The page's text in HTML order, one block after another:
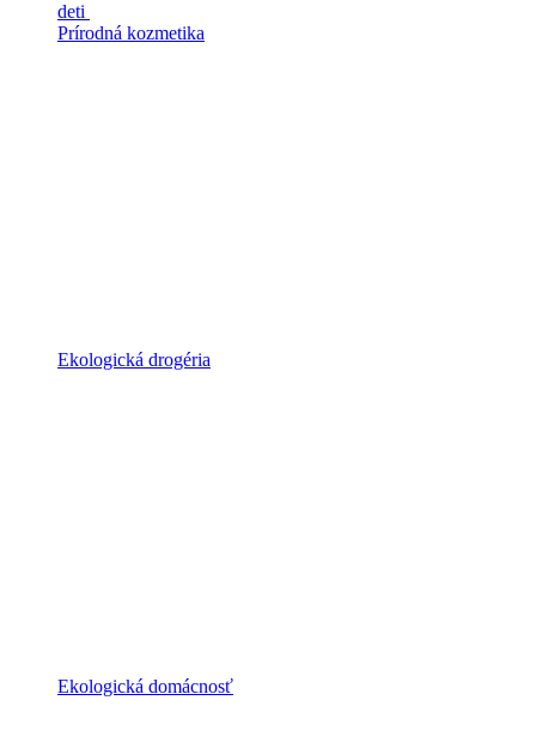
deti
Prírodná kozmetika
Ekologická drogéria
Ekologická domácnosť